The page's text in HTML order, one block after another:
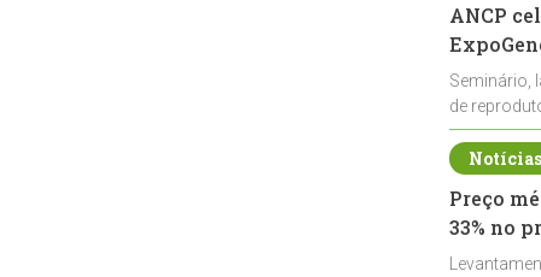
ANCP
Seminário,
de
durante a
Preço
33% no